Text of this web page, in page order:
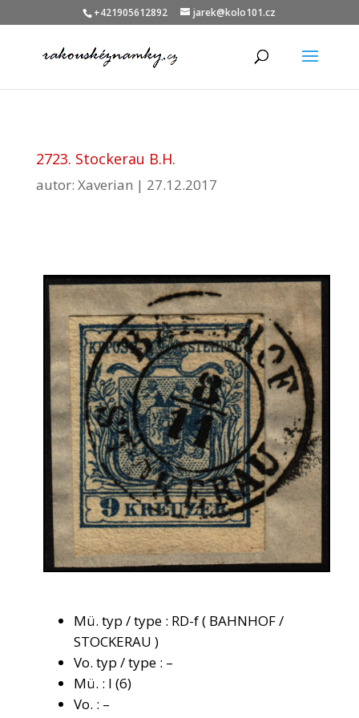
+421905612892 jarek@kolo101.cz
2723. Stockerau B.H.
autor: Xaverian | 27.12.2017
Mü. typ / type : RD-f ( BAHNHOF /
STOCKERAU )
Vo. typ / type : –
Mü. : I (6)
Vo. : –